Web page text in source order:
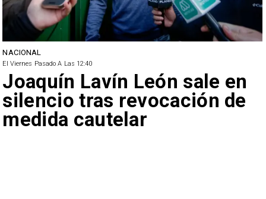
NACIONAL
El Viernes Pasado A Las 12:40
Joaquín Lavín León sale en
silencio tras revocación de
medida cautelar